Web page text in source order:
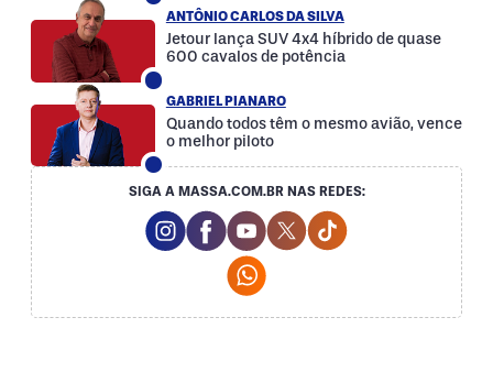
ANTÔNIO CARLOS DA SILVA
Jetour lança SUV 4x4 híbrido de quase
600 cavalos de potência
GABRIEL PIANARO
Quando todos têm o mesmo avião, vence
o melhor piloto
SIGA A MASSA.COM.BR NAS REDES:
Instagram Social Media
Facebook Social Media
Youtube Social Media
Twitter Social Media
Tiktok Social